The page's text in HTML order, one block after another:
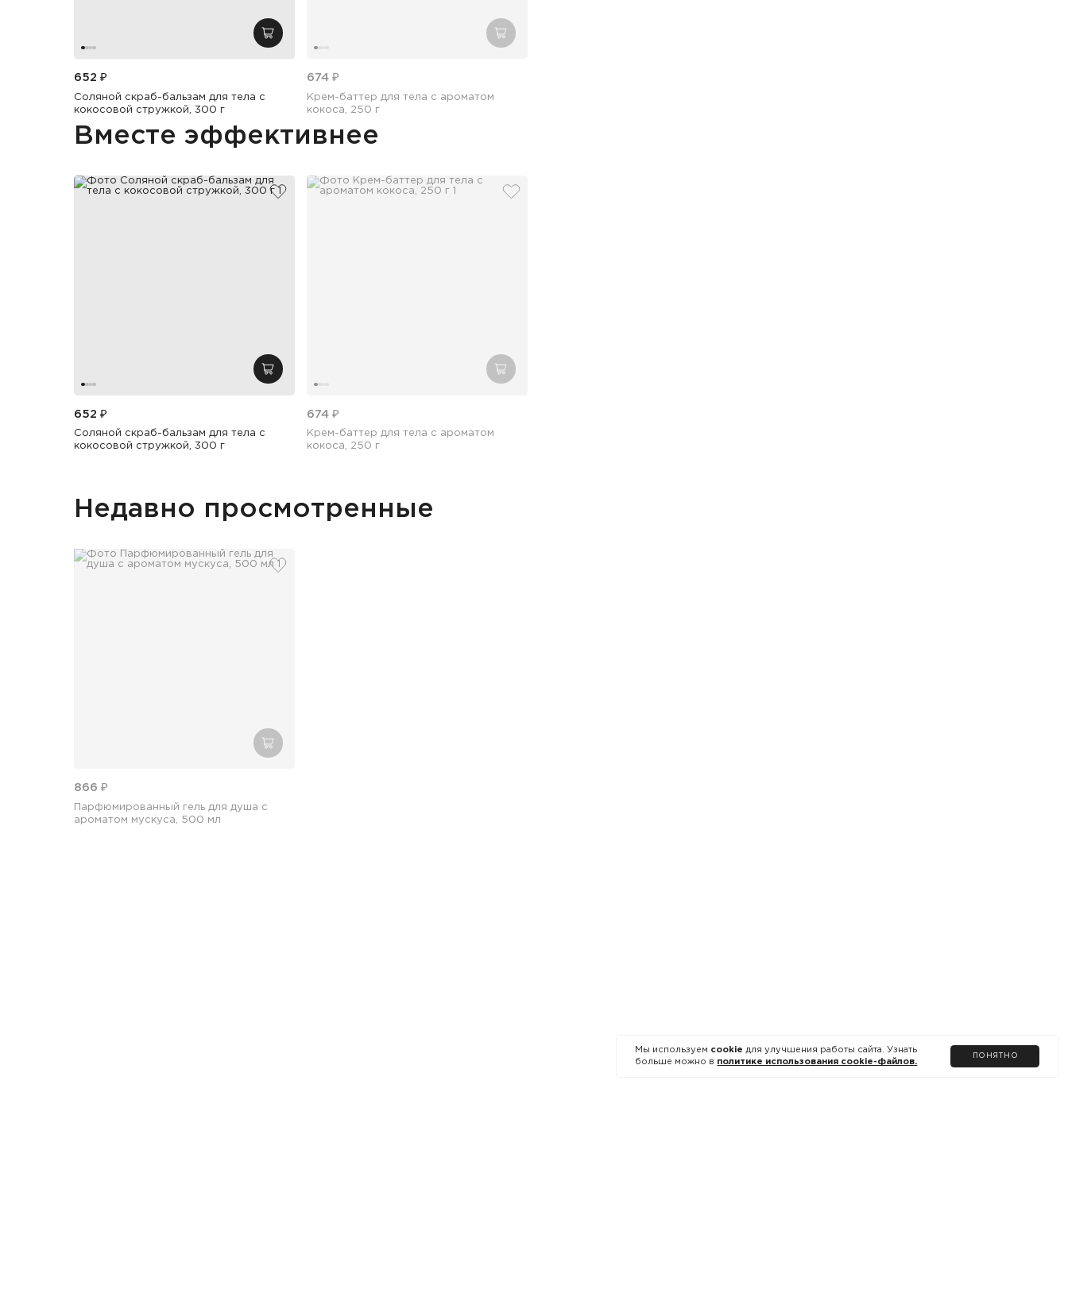
добавить в корзину
652 ₽
Соляной скраб-бальзам для тела с
кокосовой стружкой, 300 г
добавить в корзину
674 ₽
Крем-баттер для тела с ароматом
кокоса, 250 г
Вместе эффективнее
добавить в избранное
добавить в корзину
652 ₽
Соляной скраб-бальзам для тела с
кокосовой стружкой, 300 г
добавить в избранное
добавить в корзину
674 ₽
Крем-баттер для тела с ароматом
кокоса, 250 г
Недавно просмотренные
добавить в избранное
добавить в корзину
866 ₽
Парфюмированный гель для душа с
ароматом мускуса, 500 мл
Мы используем cookie для улучшения работы сайта. Узнать
больше можно в политике использования cookie-файлов.
ПОНЯТНО